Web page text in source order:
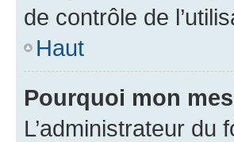
de contrôle de
Haut
Pourquoi mon
L’administrateur